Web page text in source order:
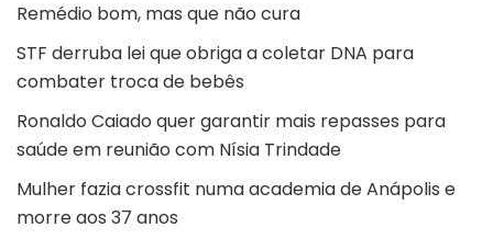
Remédio bom, mas que não cura
STF derruba lei que obriga a coletar DNA para
combater troca de bebês
Ronaldo Caiado quer garantir mais repasses para
saúde em reunião com Nísia Trindade
Mulher fazia crossfit numa academia de Anápolis e
morre aos 37 anos